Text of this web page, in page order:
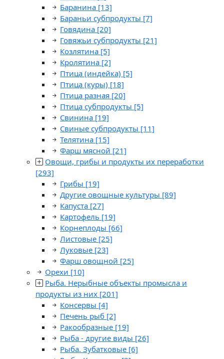
Баранина [13]
Бараньи субпродукты [7]
Говядина [20]
Говяжьи субпродукты [21]
Козлятина [5]
Кролятина [2]
Птица (индейка) [5]
Птица (куры) [18]
Птица разная [20]
Птица субпродукты [5]
Свинина [19]
Свиные субпродукты [11]
Телятина [15]
Фарш мясной [21]
Овощи, грибы и продукты их переработки
[293]
Грибы [19]
Другие овощные культуры [89]
Капуста [27]
Картофель [19]
Корнеплоды [66]
Листовые [25]
Луковые [23]
Фарш овощной [25]
Орехи [10]
Рыба. Нерыбные объекты промысла и
продукты из них [201]
Консервы [4]
Печень рыб [2]
Ракообразные [19]
Рыба - другие виды [26]
Рыба. Зубатковые [6]